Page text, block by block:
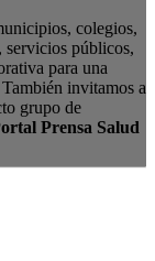
colegios,
servicios públicos,
para una
invitamos a
grupo de
Prensa Salud